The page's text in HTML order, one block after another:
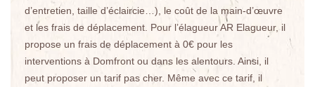
d’entretien, taille d’éclaircie…), le coût de la main-d’œuvre
et les frais de déplacement. Pour l’élagueur AR Elagueur, il
propose un frais de déplacement à 0€ pour les
interventions à Domfront ou dans les alentours. Ainsi, il
peut proposer un tarif pas cher. Même avec ce tarif, il